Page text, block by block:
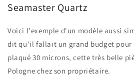
Seamaster Quartz
Voici l'exemple d'un modèle aussi
dit qu'il fallait un grand budget pour
plaqué 30 microns, cette très belle
Pologne chez son propriétaire.